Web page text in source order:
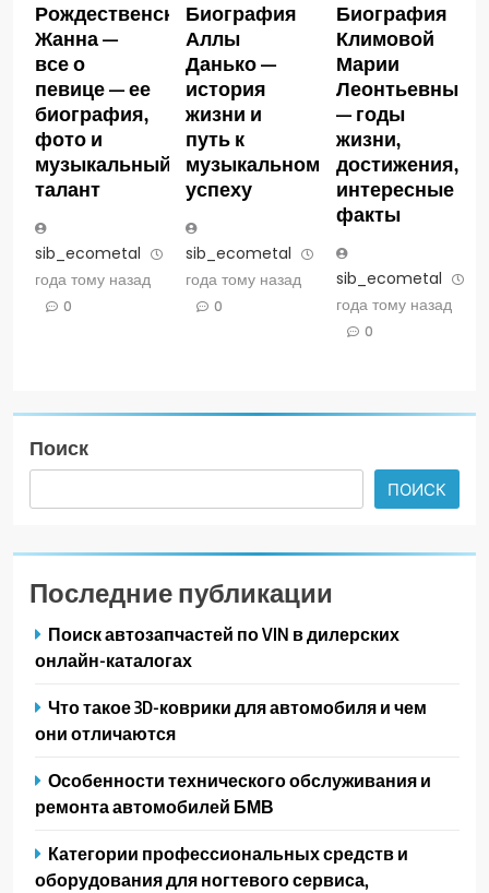
Рождественская
Жанна —
все о
певице — ее
биография,
фото и
музыкальный
талант
sib_ecometal
года тому назад
0
Биография
Аллы
Данько —
история
жизни и
путь к
музыкальному
успеху
sib_ecometal
года тому назад
0
Биография
Климовой
Марии
Леонтьевны
— годы
жизни,
достижения,
интересные
факты
sib_ecometal
года тому назад
0
Поиск
ПОИСК
Последние публикации
Поиск автозапчастей по VIN в дилерских
онлайн-каталогах
Что такое 3D-коврики для автомобиля и чем
они отличаются
Особенности технического обслуживания и
ремонта автомобилей БМВ
Категории профессиональных средств и
оборудования для ногтевого сервиса,